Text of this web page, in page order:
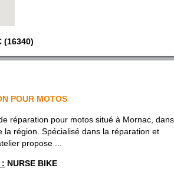
(16340)
POUR MOTOS
réparation pour motos situé à Mornac,
la région. Spécialisé dans la réparation et
propose ...
: NURSE BIKE